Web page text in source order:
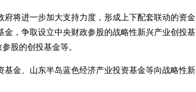
将进一步加大支持力度，形成上下配套联动的资金
，争取设立中央财政参股的战略性新兴产业创投基
股的创投基金等。
金、山东半岛蓝色经济产业投资基金等向战略性新